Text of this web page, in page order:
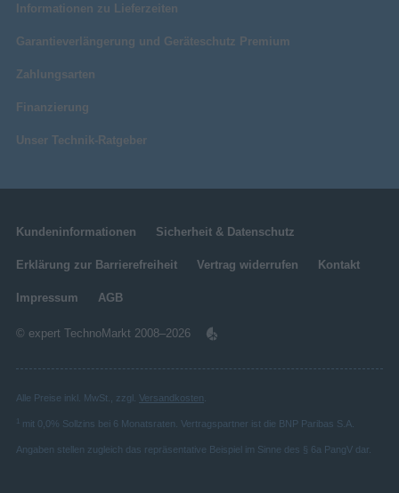
Informationen zu Lieferzeiten
Garantieverlängerung und Geräteschutz Premium
Zahlungsarten
Finanzierung
Unser Technik-Ratgeber
Kundeninformationen Sicherheit & Datenschutz
Erklärung zur Barrierefreiheit Vertrag widerrufen Kontakt
Impressum AGB
© expert TechnoMarkt 2008–2026
Alle Preise inkl. MwSt., zzgl. Versandkosten
mit 0,0% Sollzins bei 6 Monatsraten. Vertragspartner ist die BNP Paribas S.A.
Angaben stellen zugleich das repräsentative Beispiel im Sinne des § 6a PangV dar.